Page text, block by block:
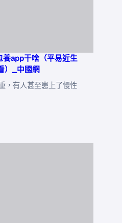
養app干啥（平易近生
）_中國網
，有人甚至患上了慢性